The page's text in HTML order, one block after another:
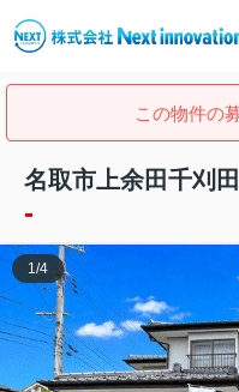
この物件の
名取市上余田千刈
-
1 /4